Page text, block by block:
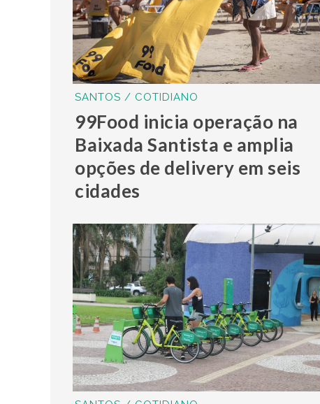
SANTOS / COTIDIANO
99Food inicia operação na
Baixada Santista e amplia
opções de delivery em seis
cidades